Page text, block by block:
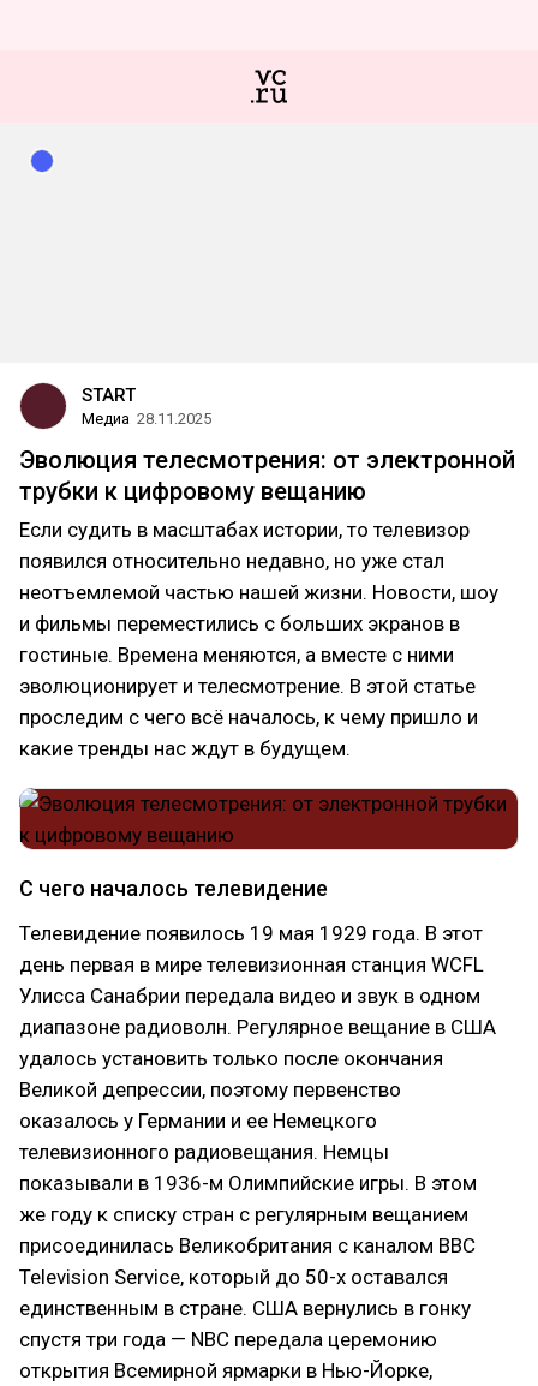
START
Медиа 28.11.2025
Эволюция телесмотрения: от электронной
трубки к цифровому вещанию
Если судить в масштабах истории, то телевизор
появился относительно недавно, но уже стал
неотъемлемой частью нашей жизни. Новости, шоу
и фильмы переместились с больших экранов в
гостиные. Времена меняются, а вместе с ними
эволюционирует и телесмотрение. В этой статье
проследим с чего всё началось, к чему пришло и
какие тренды нас ждут в будущем.
С чего началось телевидение
Телевидение появилось 19 мая 1929 года. В этот
день первая в мире телевизионная станция WCFL
Улисса Санабрии передала видео и звук в одном
диапазоне радиоволн. Регулярное вещание в США
удалось установить только после окончания
Великой депрессии, поэтому первенство
оказалось у Германии и ее Немецкого
телевизионного радиовещания. Немцы
показывали в 1936-м Олимпийские игры. В этом
же году к списку стран с регулярным вещанием
присоединилась Великобритания с каналом BBC
Television Service, который до 50-х оставался
единственным в стране. США вернулись в гонку
спустя три года — NBC передала церемонию
открытия Всемирной ярмарки в Нью-Йорке,